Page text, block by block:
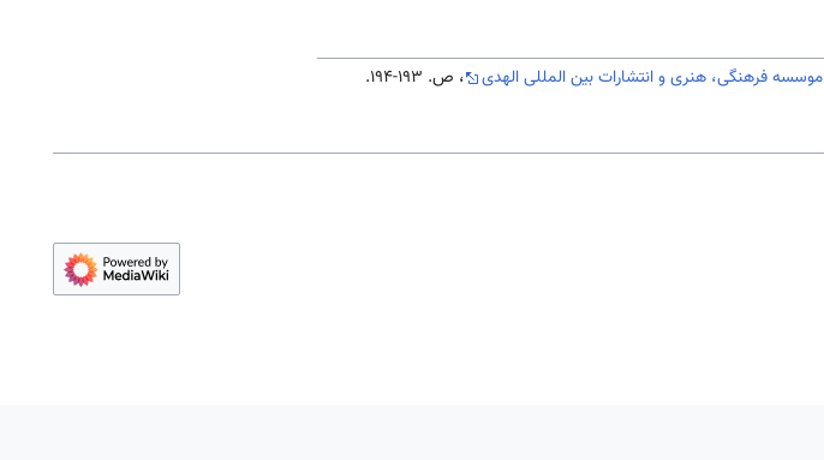
موسسه فرهنگی، هنری و انتشارات بین المللی الهدی ، ص. 193-194.